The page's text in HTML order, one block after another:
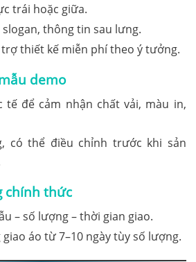
trái hoặc giữa.
thông tin sau lưng.
trợ thiết kế miễn phí theo ý tưởng.
demo
tế để cảm nhận chất vải, màu in,
có thể điều chỉnh trước khi sản
chính thức
– số lượng – thời gian giao.
giao áo từ 7–10 ngày tùy số lượng.